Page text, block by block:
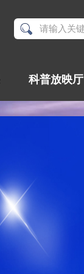
科普放映厅